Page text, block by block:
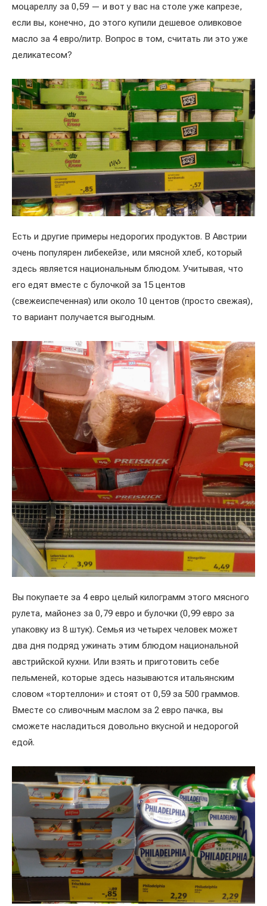
моцареллу за 0,59 — и вот у вас на столе уже капрезе,
если вы, конечно, до этого купили дешевое оливковое
масло за 4 евро/литр. Вопрос в том, считать ли это уже
деликатесом?
Есть и другие примеры недорогих продуктов. В Австрии
очень популярен либекейзе, или мясной хлеб, который
здесь является национальным блюдом. Учитывая, что
его едят вместе с булочкой за 15 центов
(свежеиспеченная) или около 10 центов (просто свежая),
то вариант получается выгодным.
Вы покупаете за 4 евро целый килограмм этого мясного
рулета, майонез за 0,79 евро и булочки (0,99 евро за
упаковку из 8 штук). Семья из четырех человек может
два дня подряд ужинать этим блюдом национальной
австрийской кухни. Или взять и приготовить себе
пельменей, которые здесь называются итальянским
словом «тортеллони» и стоят от 0,59 за 500 граммов.
Вместе со сливочным маслом за 2 евро пачка, вы
сможете насладиться довольно вкусной и недорогой
едой.